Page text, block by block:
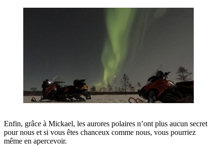
Enfin, grâce à Mickael, les aurores polaires n’ont plus aucun secret
pour nous et si vous êtes chanceux comme nous, vous pourriez
même en apercevoir.